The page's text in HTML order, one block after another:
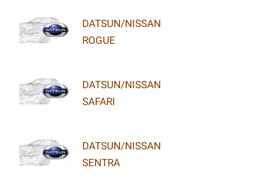
DATSUN/NISSAN
ROGUE
DATSUN/NISSAN
SAFARI
DATSUN/NISSAN
SENTRA